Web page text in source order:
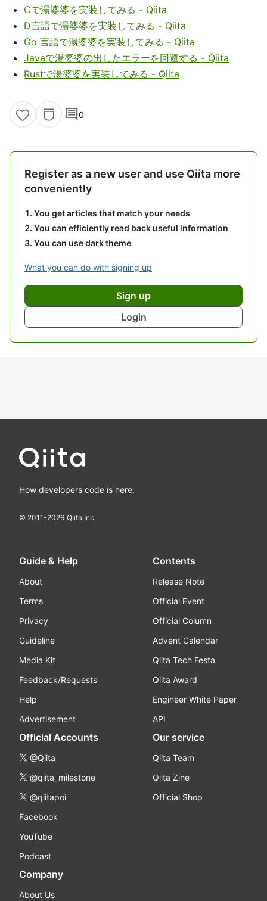
Cで湯婆婆を実装してみる - Qiita
D言語で湯婆婆を実装してみる - Qiita
Go 言語で湯婆婆を実装してみる - Qiita
Javaで湯婆婆の出したエラーを回避する - Qiita
Rustで湯婆婆を実装してみる - Qiita
comment0
Register as a new user and use Qiita more
conveniently
You get articles that match your needs
You can efficiently read back useful information
You can use dark theme
What you can do with signing up
Sign up
Login
How developers code is here.
© 2011-2026 Qiita Inc.
Guide & Help
About
Terms
Privacy
Guideline
Media Kit
Feedback/Requests
Help
Advertisement
Contents
Release Note
Official Event
Official Column
Advent Calendar
Qiita Tech Festa
Qiita Award
Engineer White Paper
API
Official Accounts
@Qiita
@qiita_milestone
@qiitapoi
Facebook
YouTube
Podcast
Our service
Qiita Team
Qiita Zine
Official Shop
Company
About Us